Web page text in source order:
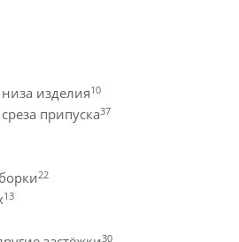
изделия10
припуска37
22
13
30